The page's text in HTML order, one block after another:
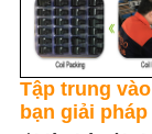
Tập trung
bạn giải